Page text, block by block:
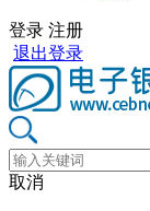
登录 注册
退出登录
取消